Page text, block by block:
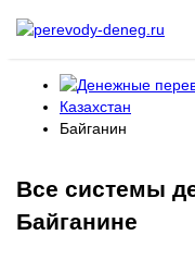
Казахстан
Байганин
Все системы
Байганине